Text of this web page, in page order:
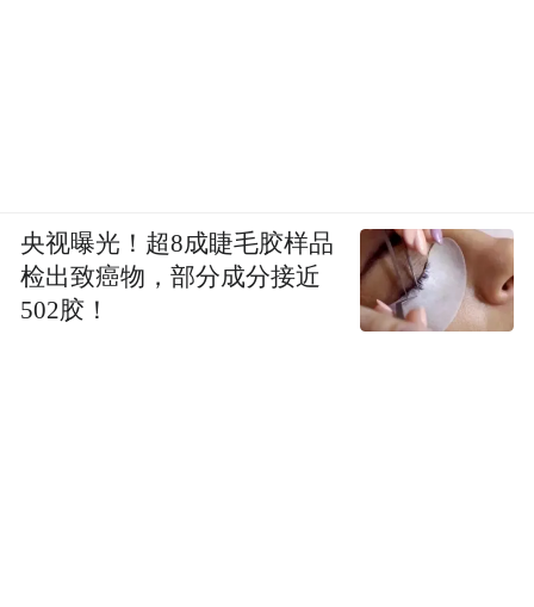
央视曝光！超8成睫毛胶样品
检出致癌物，部分成分接近
502胶！